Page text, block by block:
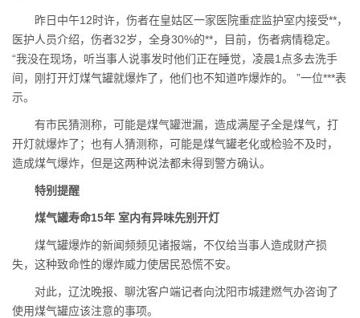
昨日中午12时许，伤者在皇姑区一家医院重症监护室内接受**，
医护人员介绍，伤者32岁，全身30%的**，目前，伤者病情稳定。
“我没在现场，听当事人说事发时他们正在睡觉，凌晨1点多去洗手
间，刚打开灯煤气罐就爆炸了，他们也不知道咋爆炸的。 ”一位***表
示。
有市民猜测称，可能是煤气罐泄漏，造成满屋子全是煤气，打
开灯就爆炸了；也有人猜测称，可能是煤气罐老化或检验不及时，
造成煤气爆炸，但是这两种说法都未得到警方确认。
特别提醒
煤气罐寿命15年 室内有异味先别开灯
煤气罐爆炸的新闻频频见诸报端，不仅给当事人造成财产损
失，这种致命性的爆炸威力使居民恐慌不安。
对此，辽沈晚报、聊沈客户端记者向沈阳市城建燃气办咨询了
使用煤气罐应该注意的事项。